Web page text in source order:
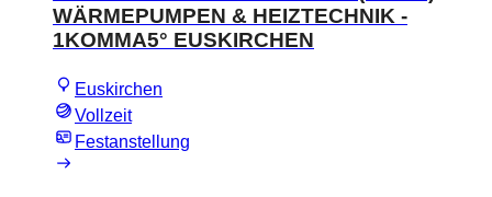
WÄRMEPUMPEN & HEIZTECHNIK -
1KOMMA5° EUSKIRCHEN
Euskirchen
Vollzeit
Festanstellung